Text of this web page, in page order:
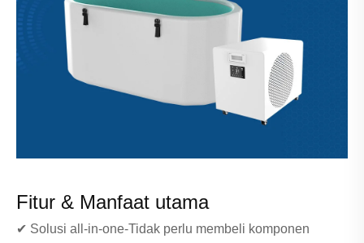
Fitur & Manfaat utama
✔ Solusi all-in-one-Tidak perlu membeli komponen